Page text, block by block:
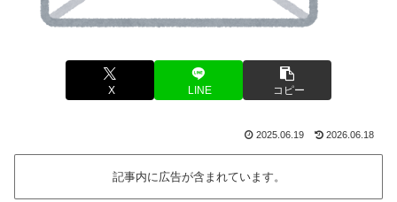
X LINE コピー
2025.06.19 2026.06.18
記事内に広告が含まれています。